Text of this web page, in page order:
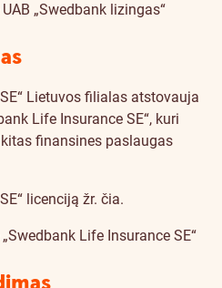
„Swedbank lizingas“
Lietuvos filialas atstovauja
Life Insurance SE“, kuri
finansines paslaugas
licenciją žr. čia.
Life Insurance SE“